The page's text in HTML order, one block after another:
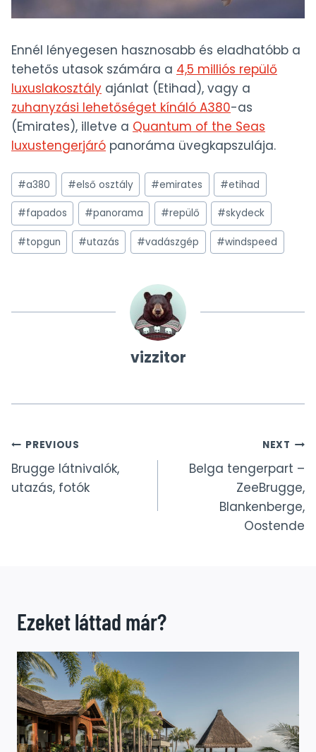
Ennél lényegesen hasznosabb és eladhatóbb a
tehetős utasok számára a 4,5 milliós repülő
luxuslakosztály ajánlat (Etihad), vagy a
zuhanyzási lehetőséget kínáló A380-as
(Emirates), illetve a Quantum of the Seas
luxustengerjáró panoráma üvegkapszulája.
Post
Tags:
#a380 #első osztály #emirates #etihad
#fapados #panorama #repülő #skydeck
#topgun #utazás #vadászgép #windspeed
vizzitor
Bejegyzés
navigáció
PREVIOUS
Brugge látnivalók,
utazás, fotók
NEXT
Belga tengerpart –
ZeeBrugge,
Blankenberge,
Oostende
Ezeket láttad már?